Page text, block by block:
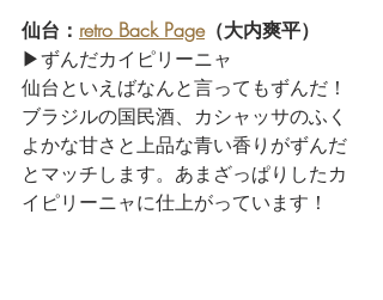
仙台： retro Back Page（大内爽平）
▶ずんだカイピリーニャ
仙台といえばなんと言ってもずんだ！
ブラジルの国民酒、カシャッサのふく
よかな甘さと上品な青い香りがずんだ
とマッチします。あまざっぱりしたカ
イピリーニャに仕上がっています！